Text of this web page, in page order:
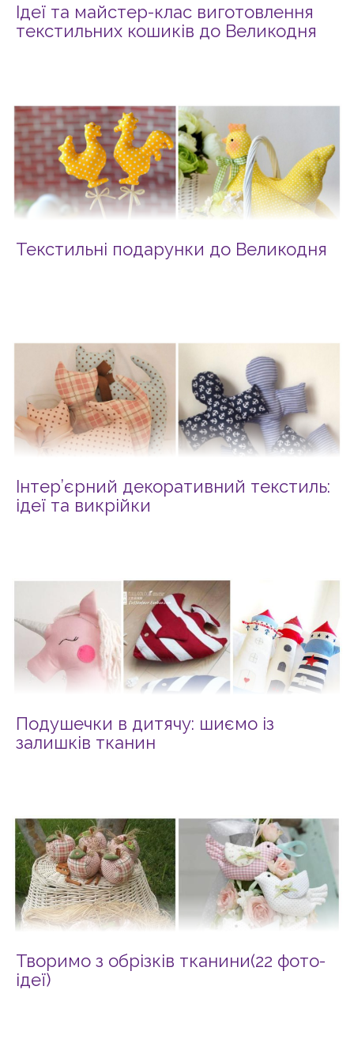
Ідеї та майстер-клас виготовлення
текстильних кошиків до Великодня
Текстильні подарунки до Великодня
Інтер’єрний декоративний текстиль:
ідеї та викрійки
Подушечки в дитячу: шиємо із
залишків тканин
Творимо з обрізків тканини(22 фото-
ідеї)